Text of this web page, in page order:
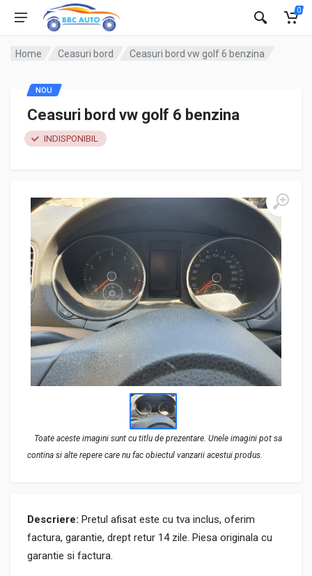
0
Home Ceasuri bord Ceasuri bord vw golf 6 benzina
Toate aceste imagini sunt cu titlu de prezentare. Unele imagini pot sa
contina si alte repere care nu fac obiectul vanzarii acestui produs.
Ceasuri bord vw golf 6 benzina
INDISPONIBIL
Descriere: Pretul afisat este cu tva inclus, oferim
factura, garantie, drept retur 14 zile. Piesa originala cu
garantie si factura.
NOU